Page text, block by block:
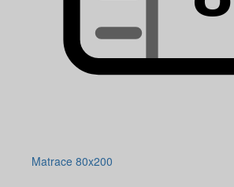
Matrace 80x200